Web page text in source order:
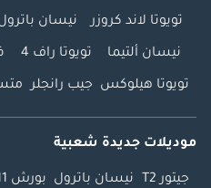
تويوتا لاند كروزر نيسان
نيسان ألتيما تويوتا راف 4
تويوتا هيلوكس جيب رانجلر
موديلات جديدة شعبية
جيتور T2 نيسان باترول بورش 911